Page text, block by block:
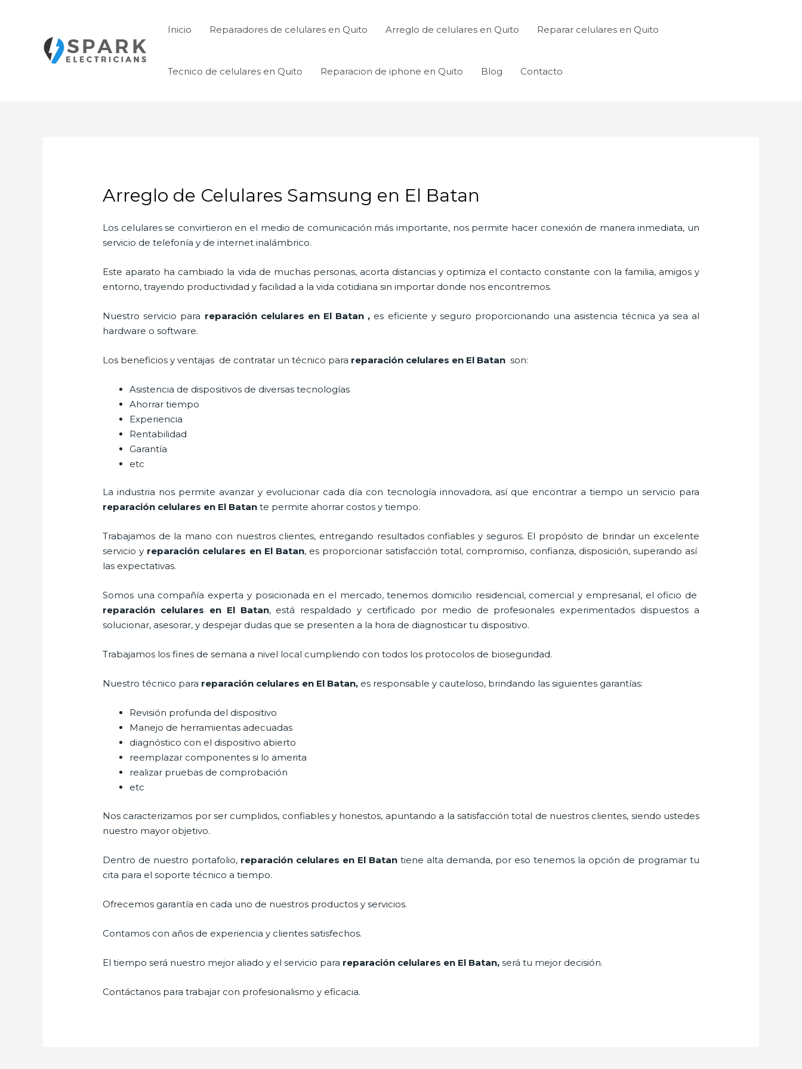
Inicio Reparadores de celulares en Quito Arreglo de celulares en Quito Reparar celulares en Quito
Tecnico de celulares en Quito Reparacion de iphone en Quito Blog Contacto
Arreglo de Celulares Samsung en El Batan
Los celulares se convirtieron en el medio de comunicación más importante, nos permite hacer conexión de manera inmediata, un
servicio de telefonía y de internet inalámbrico.
Este aparato ha cambiado la vida de muchas personas, acorta distancias y optimiza el contacto constante con la familia, amigos y
entorno, trayendo productividad y facilidad a la vida cotidiana sin importar donde nos encontremos.
Nuestro servicio para reparación celulares en El Batan , es eficiente y seguro proporcionando una asistencia técnica ya sea al
hardware o software.
Los beneficios y ventajas de contratar un técnico para reparación celulares en El Batanson:
Asistencia de dispositivos de diversas tecnologías
Ahorrar tiempo
Experiencia
Rentabilidad
Garantía
etc
La industria nos permite avanzar y evolucionar cada día con tecnología innovadora, así que encontrar a tiempo un servicio para
reparación celulares en El Batan te permite ahorrar costos y tiempo.
Trabajamos de la mano con nuestros clientes, entregando resultados confiables y seguros. El propósito de brindar un excelente
servicio y reparación celulares en El Batan, es proporcionar satisfacción total, compromiso, confianza, disposición, superando así
las expectativas.
Somos una compañía experta y posicionada en el mercado, tenemos domicilio residencial, comercial y empresarial, el oficio de
reparación celulares en El Batan, está respaldado y certificado por medio de profesionales experimentados dispuestos a
solucionar, asesorar, y despejar dudas que se presenten a la hora de diagnosticar tu dispositivo.
Trabajamos los fines de semana a nivel local cumpliendo con todos los protocolos de bioseguridad.
Nuestro técnico para reparación celulares en El Batan, es responsable y cauteloso, brindando las siguientes garantías:
Revisión profunda del dispositivo
Manejo de herramientas adecuadas
diagnóstico con el dispositivo abierto
reemplazar componentes si lo amerita
realizar pruebas de comprobación
etc
Nos caracterizamos por ser cumplidos, confiables y honestos, apuntando a la satisfacción total de nuestros clientes, siendo ustedes
nuestro mayor objetivo.
Dentro de nuestro portafolio, reparación celulares en El Batan tiene alta demanda, por eso tenemos la opción de programar tu
cita para el soporte técnico a tiempo.
Ofrecemos garantía en cada uno de nuestros productos y servicios.
Contamos con años de experiencia y clientes satisfechos.
El tiempo será nuestro mejor aliado y el servicio para reparación celulares en El Batan,será tu mejor decisión.
Contáctanos para trabajar con profesionalismo y eficacia.